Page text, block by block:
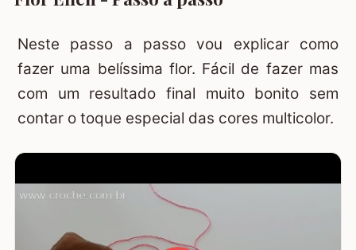
Neste passo a passo vou explicar como
fazer uma belíssima flor. Fácil de fazer mas
com um resultado final muito bonito sem
contar o toque especial das cores multicolor.